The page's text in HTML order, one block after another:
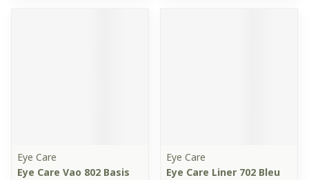
Eye Care
Eye Care Vao 802 Basis
Eye Care
Eye Care Liner 702 Bleu